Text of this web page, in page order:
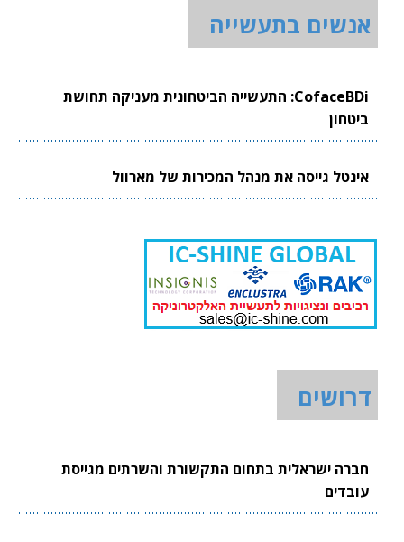
אנשים בתעשייה
CofaceBDi: התעשייה הביטחונית מעניקה תחושת
ביטחון
אינטל גייסה את מנהל המכירות של מארוול
דרושים
חברה ישראלית בתחום התקשורת והשרתים מגייסת
עובדים